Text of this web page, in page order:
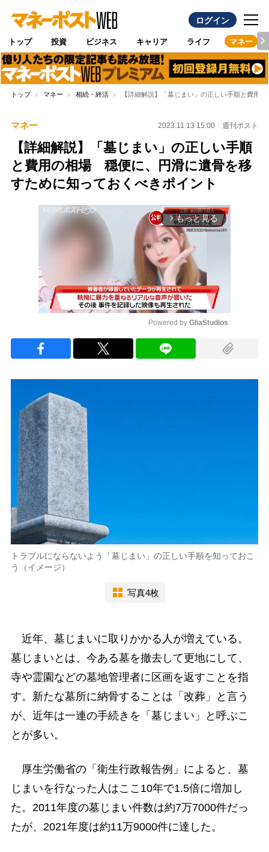
ログイン
トップ 投資 ビジネス キャリア ライフ マネー
トップ マネー 相続・終活 【詳細解説】「墓じまい」の正しい手順と費用
マネー 2023.11.13 15:00 週刊ポスト
【詳細解説】「墓じまい」の正しい手順
と費用の相場 穏便に、円滑に遺骨を移
すために知っておくべきポイント
arrow_forward_ios もっと見る
Powered by GliaStudios
トラブルにならないよう「墓じまい」の正しい手順を知っておこ
う（イメージ）
写真4枚
近年、墓じまいに取りかかる人が増えている。
墓じまいとは、今ある墓を撤去して更地にして、
寺や霊園などの墓地管理者に区画を返すことを指
す。新たな墓所に納骨することは「改葬」と言う
が、近年は一連の手続きを「墓じまい」と呼ぶこ
とが多い。
厚生労働省の「衛生行政報告例」によると、墓
じまいを行なった人はここ10年で1.5倍に増加し
た。2011年度の墓じまい件数は約7万7000件だっ
たが、2021年度は約11万9000件に達した。